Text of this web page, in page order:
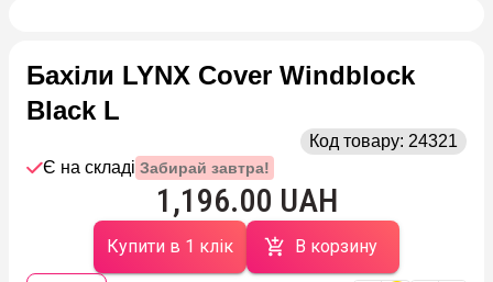
Бахіли LYNX Cover Windblock
Black L
Код товару: 24321
Є на складі Забирай завтра!
1,196.00 UAH
Купити в 1 клік В корзину